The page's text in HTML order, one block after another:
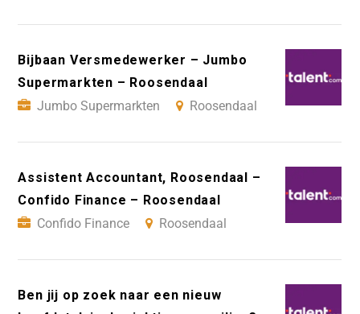
Bijbaan Versmedewerker – Jumbo
Supermarkten – Roosendaal
Jumbo Supermarkten
Roosendaal
Assistent Accountant, Roosendaal –
Confido Finance – Roosendaal
Confido Finance
Roosendaal
Ben jij op zoek naar een nieuw